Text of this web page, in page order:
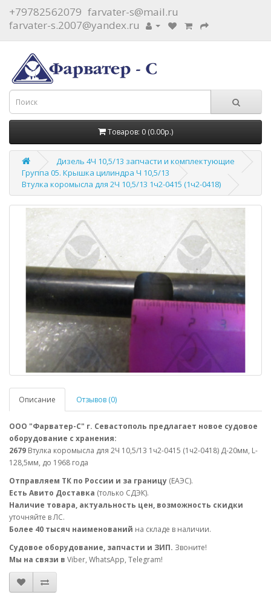
+79782562079 farvater-s@mail.ru
farvater-s.2007@yandex.ru
Товаров: 0 (0.00р.)
Дизель 4Ч 10,5/13 запчасти и комплектующие
Группа 05. Крышка цилиндра Ч 10,5/13
Втулка коромысла для 2Ч 10,5/13 1ч2-0415 (1ч2-0418)
Описание Отзывов (0)
ООО "Фарватер-С" г. Севастополь предлагает новое судовое
оборудование с хранения:
2679 Втулка коромысла для 2Ч 10,5/13 1ч2-0415 (1ч2-0418) Д-20мм, L-
128,5мм, до 1968 года
Отправляем ТК по России и за границу (ЕАЭС).
Есть Авито Доставка (только СДЭК).
Наличие товара, актуальность цен, возможность скидки
уточняйте в ЛС.
Более 40 тысяч наименований на складе в наличии.
Судовое оборудование, запчасти и ЗИП. Звоните!
Мы на связи в Viber, WhatsApp, Telegram!